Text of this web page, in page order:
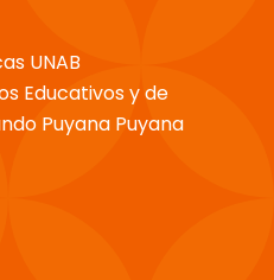
UNAB
Educativos y de
Puyana Puyana